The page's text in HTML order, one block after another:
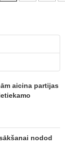
aicina partijas
nodod